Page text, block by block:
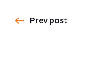
Prev post